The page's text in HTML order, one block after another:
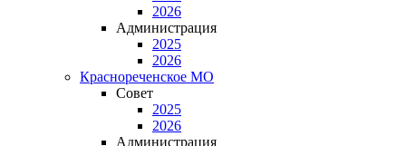
2026
Администрация
2025
2026
Краснореченское МО
Совет
2025
2026
Администрация